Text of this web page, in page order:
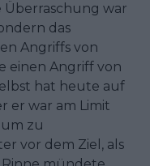
Überraschung war
das
Angriffs von
einen Angriff von
hat heute auf
er war am Limit
zu
vor dem Ziel, als